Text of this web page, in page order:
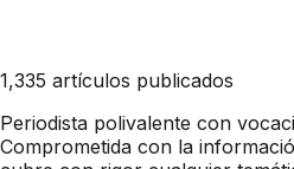
1,335 artículos publicados
Periodista polivalente con
Comprometida con la